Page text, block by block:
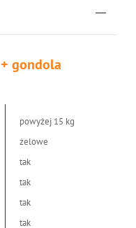
+ gondola
powyżej 15 kg
żelowe
tak
tak
tak
tak